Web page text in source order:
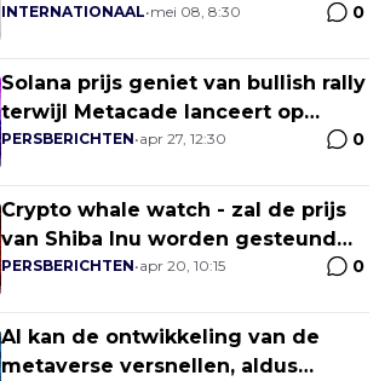
INTERNATIONAAL•mei 08, 8:30 0
Solana prijs geniet van bullish rally
terwijl Metacade lanceert op
crypto exchanges. Wat is de
crypto?
PERSBERICHTEN•apr 27, 12:30 0
Crypto whale watch - zal de prijs
van Shiba Inu worden gesteund
door grote geldschieters, of zullen
Metacade kopen?
PERSBERICHTEN•apr 20, 10:15 0
AI kan de ontwikkeling van de
metaverse versnellen, aldus